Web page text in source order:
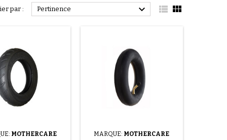
par : Pertinence   
MOTHERCARE MARQUE: MOTHERCARE